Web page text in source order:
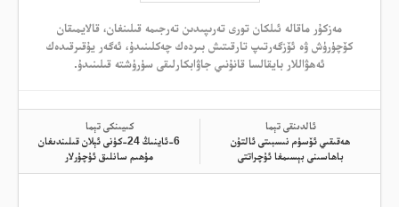
مەزكۇر ماقالە ئىلكان تورى تەرىپىدىن تەرجىمە قىلىنغان، قالايمىقان
كۆچۈرۈش ۋە ئۆزگەرتىپ تارقىتىش بىردەك چەكلىنىدۇ، ئەگەر يۇقىرقىدەك
ئەھۋاللار بايقالسا قانۇنىي جاۋابكارلىقى سۈرۈشتە قىلىنىدۇ.
ئالدىنقى تېما
ھەقىقىي ئۆسۈم نىسبىتى ئالتۇن
باھاسىنى بېسىمغا ئۇچراتتى
كىيىنكى تېما
6-ئاينىڭ 24-كۈنى ئېلان قىلىندىغان
مۇھىم سانلىق ئۇچۇرلار